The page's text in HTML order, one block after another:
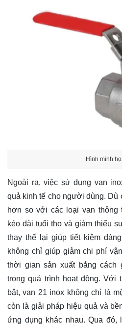
Hình minh
Ngoài ra, việc sử dụng van
quả kinh tế cho người dùng. Dù
hơn so với các loại van thông
kéo dài tuổi thọ và giảm thiểu
thay thế lại giúp tiết kiệm
không chỉ giúp giảm chi phí
thời gian sản xuất bằng cách
trong quá trình hoạt động. Với
bật, van 21 inox không chỉ là
còn là giải pháp hiệu quả và
ứng dụng khác nhau. Qua